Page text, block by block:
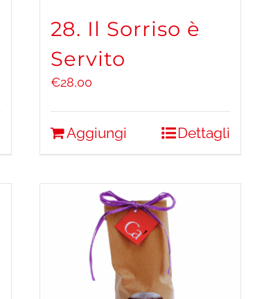
28. Il Sorriso è
Servito
€28,00
Aggiungi Dettagli